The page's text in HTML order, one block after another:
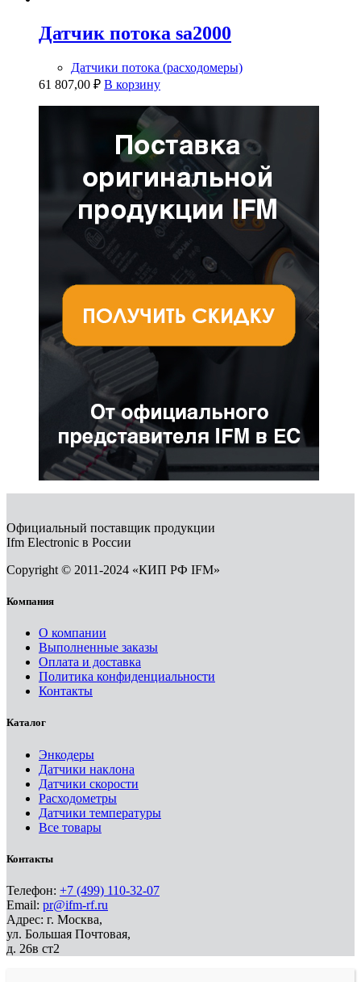
Датчик потока sa2000
Датчики потока (расходомеры)
61 807,00 ₽ В корзину
Официальный поставщик продукции
Ifm Electronic в России
Copyright © 2011-2024 «КИП РФ IFM»
Компания
О компании
Выполненные заказы
Оплата и доставка
Политика конфиденциальности
Контакты
Каталог
Энкодеры
Датчики наклона
Датчики скорости
Расходометры
Датчики температуры
Все товары
Контакты
Телефон: +7 (499) 110-32-07
Email: pr@ifm-rf.ru
Адрес: г. Москва,
ул. Большая Почтовая,
д. 26в ст2